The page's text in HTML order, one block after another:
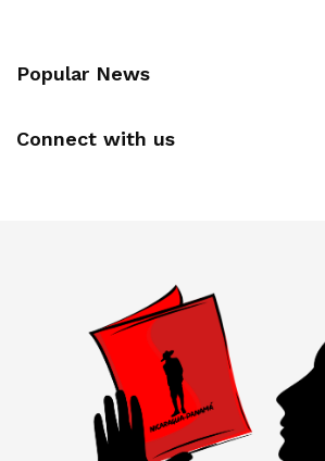
Popular News
Connect with us